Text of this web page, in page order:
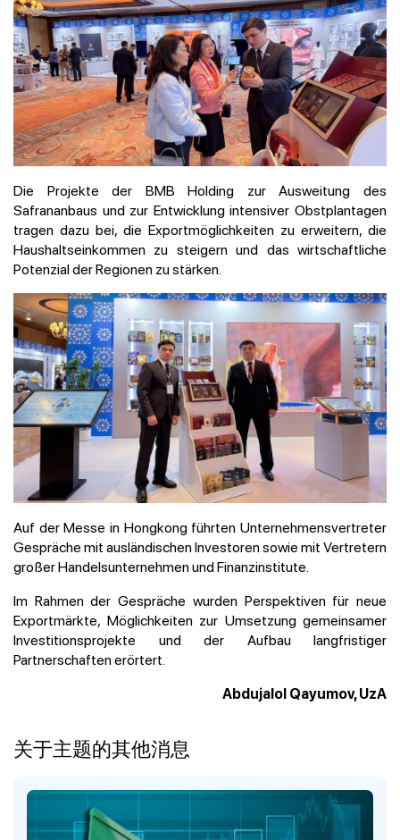
Die Projekte der BMB Holding zur Ausweitung des
Safrananbaus und zur Entwicklung intensiver Obstplantagen
tragen dazu bei, die Exportmöglichkeiten zu erweitern, die
Haushaltseinkommen zu steigern und das wirtschaftliche
Potenzial der Regionen zu stärken.
Auf der Messe in Hongkong führten Unternehmensvertreter
Gespräche mit ausländischen Investoren sowie mit Vertretern
großer Handelsunternehmen und Finanzinstitute.
Im Rahmen der Gespräche wurden Perspektiven für neue
Exportmärkte, Möglichkeiten zur Umsetzung gemeinsamer
Investitionsprojekte und der Aufbau langfristiger
Partnerschaften erörtert.
Abdujalol Qayumov, UzA
关于主题的其他消息